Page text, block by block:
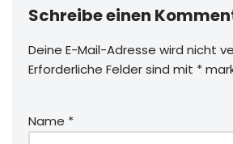
Schreibe einen
Deine E-Mail-Adresse wird nicht
Erforderliche Felder sind mit *
Name *